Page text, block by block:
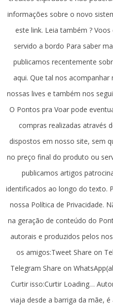
informações sobre o novo
este link. Leia também ?
servido a bordo Para saber
publicamos recentemente
aqui. Que tal nos
nossas lives e também nos
O Pontos pra Voar pode
compras realizadas através
dispostos em nosso site, sem
no preço final do produto ou
publicamos artigos
identificados ao longo do texto.
nossa Política de Privacidade.
na geração de conteúdo do
autorais e produzidos pelos
os amigos:Tweet Share on
Telegram Share on
Curtir isso:Curtir Loading…
viaja desde a barriga da mãe,